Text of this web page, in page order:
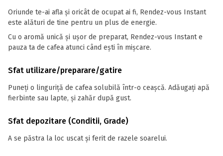
Oriunde te-ai afla și oricât de ocupat ai fi, Rendez-vous Instant
este alături de tine pentru un plus de energie.
Cu o aromă unică și ușor de preparat, Rendez-vous Instant e
pauza ta de cafea atunci când ești în mișcare.
Sfat utilizare/preparare/gatire
Puneți o linguriță de cafea solubilă într-o ceașcă. Adăugați apă
fierbinte sau lapte, și zahăr după gust.
Sfat depozitare (Conditii, Grade)
A se păstra la loc uscat și ferit de razele soarelui.